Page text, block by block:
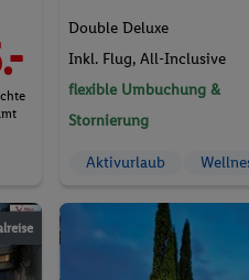
Double Deluxe
Inkl. Flug,All-Inclusive
flexible Umbuchung &
Stornierung
Aktivurlaub